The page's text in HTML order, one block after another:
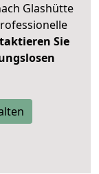
Glashütte
Sie